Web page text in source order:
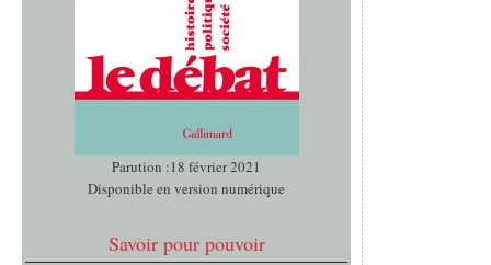
Parution :18 février 2021
Disponible en version numérique
Savoir pour pouvoir